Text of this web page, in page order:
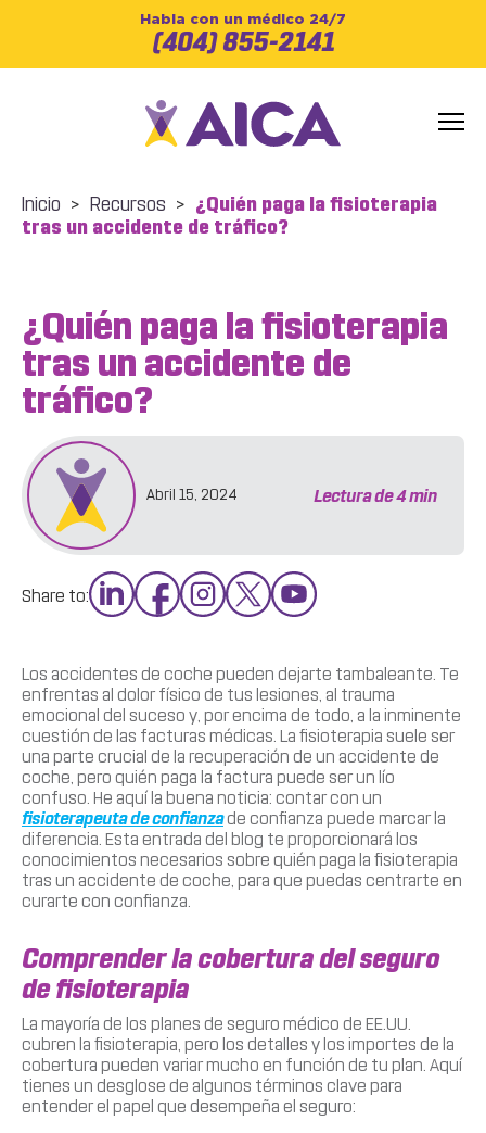
Habla con un médico 24/7
(404) 855-2141
Inicio > Recursos > ¿Quién paga la fisioterapia
tras un accidente de tráfico?
¿Quién paga la fisioterapia
tras un accidente de
tráfico?
Abril 15, 2024 Lectura de4min
Share to:
Los accidentes de coche pueden dejarte tambaleante. Te
enfrentas al dolor físico de tus lesiones, al trauma
emocional del suceso y, por encima de todo, a la inminente
cuestión de las facturas médicas. La fisioterapia suele ser
una parte crucial de la recuperación de un accidente de
coche, pero quién paga la factura puede ser un lío
confuso. He aquí la buena noticia: contar con un
fisioterapeuta de confianzade confianza puede marcar la
diferencia. Esta entrada del blog te proporcionará los
conocimientos necesarios sobre quién paga la fisioterapia
tras un accidente de coche, para que puedas centrarte en
curarte con confianza.
Comprender la cobertura del seguro
de fisioterapia
La mayoría de los planes de seguro médico de EE.UU.
cubren la fisioterapia, pero los detalles y los importes de la
cobertura pueden variar mucho en función de tu plan. Aquí
tienes un desglose de algunos términos clave para
entender el papel que desempeña el seguro: